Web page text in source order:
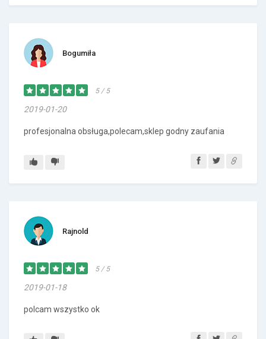
Bogumiła
5 / 5
2019-01-20
profesjonalna obsługa,polecam,sklep godny zaufania
Rajnold
5 / 5
2019-01-18
polcam wszystko ok